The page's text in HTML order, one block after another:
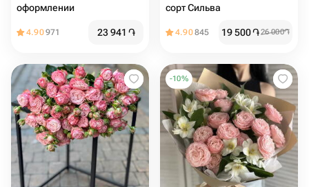
оформлении
4.90971 23 941 ֏
сорт Сильва
4.90845 19 500֏26 000֏
-10%